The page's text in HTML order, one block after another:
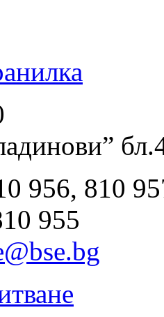
956, 810
955